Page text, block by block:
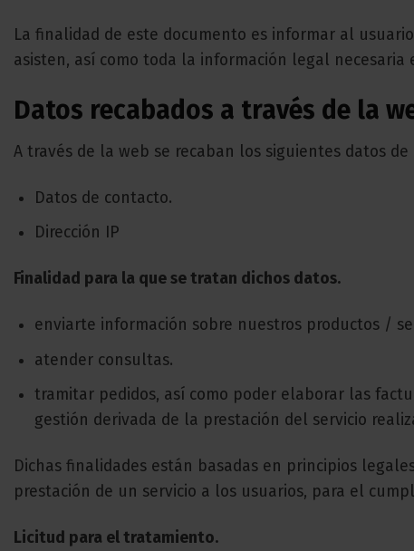
La finalidad de este documento es informar al
asisten, así como toda la información legal
Datos recabados a través de la
A través de la web se recaban los siguientes datos
Datos de contacto.
Dirección IP
Finalidad para la que se tratan dichos datos.
enviarte información sobre nuestros productos /
atender consultas.
tramitar pedidos, así como poder elaborar las
gestión derivada de la prestación del servicio
Dichas finalidades están basadas en principios
prestación de un servicio a los usuarios, para el
Licitud para el tratamiento.